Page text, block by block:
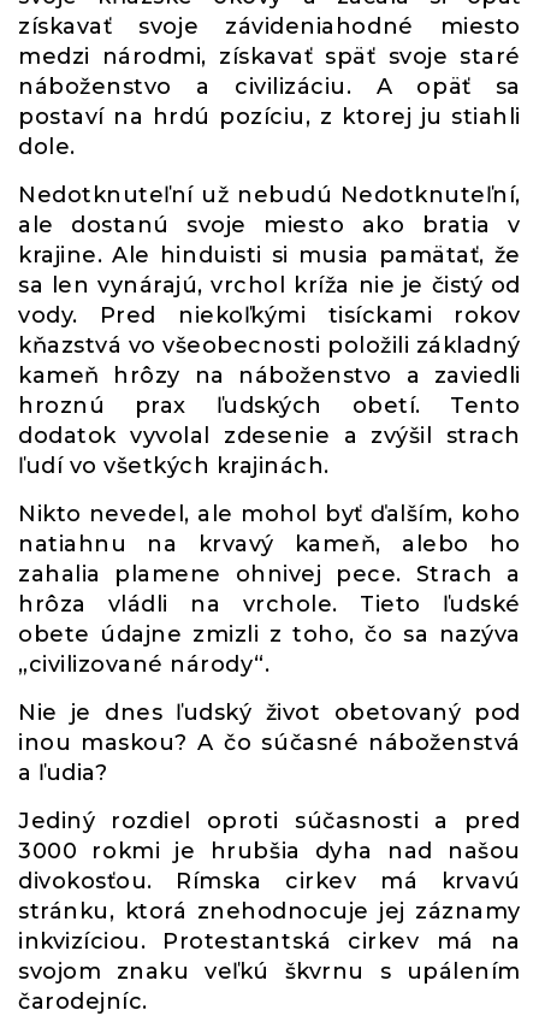
získavať svoje závideniahodné miesto
medzi národmi, získavať späť svoje staré
náboženstvo a civilizáciu. A opäť sa
postaví na hrdú pozíciu, z ktorej ju stiahli
dole.
Nedotknuteľní už nebudú Nedotknuteľní,
ale dostanú svoje miesto ako bratia v
krajine. Ale hinduisti si musia pamätať, že
sa len vynárajú, vrchol kríža nie je čistý od
vody. Pred niekoľkými tisíckami rokov
kňazstvá vo všeobecnosti položili základný
kameň hrôzy na náboženstvo a zaviedli
hroznú prax ľudských obetí. Tento
dodatok vyvolal zdesenie a zvýšil strach
ľudí vo všetkých krajinách.
Nikto nevedel, ale mohol byť ďalším, koho
natiahnu na krvavý kameň, alebo ho
zahalia plamene ohnivej pece. Strach a
hrôza vládli na vrchole. Tieto ľudské
obete údajne zmizli z toho, čo sa nazýva
„civilizované národy“.
Nie je dnes ľudský život obetovaný pod
inou maskou? A čo súčasné náboženstvá
a ľudia?
Jediný rozdiel oproti súčasnosti a pred
3000 rokmi je hrubšia dyha nad našou
divokosťou. Rímska cirkev má krvavú
stránku, ktorá znehodnocuje jej záznamy
inkvizíciou. Protestantská cirkev má na
svojom znaku veľkú škvrnu s upálením
čarodejníc.